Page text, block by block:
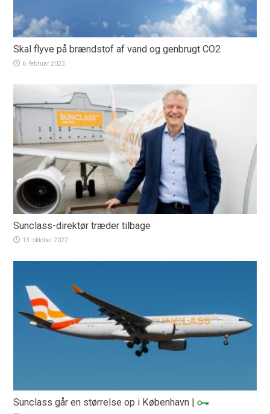
Skal flyve på brændstof af vand og genbrugt CO2
6. februar 2023
Sunclass-direktør træder tilbage
13. oktober 2022
Sunclass går en størrelse op i København |